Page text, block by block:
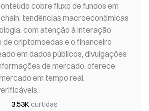
cobre fluxo de fundos em
tendências macroeconômicas
com atenção à interação
de criptomoedas e o financeiro
em dados públicos, divulgações
de mercado, oferece
em tempo real,
3.53K curtidas